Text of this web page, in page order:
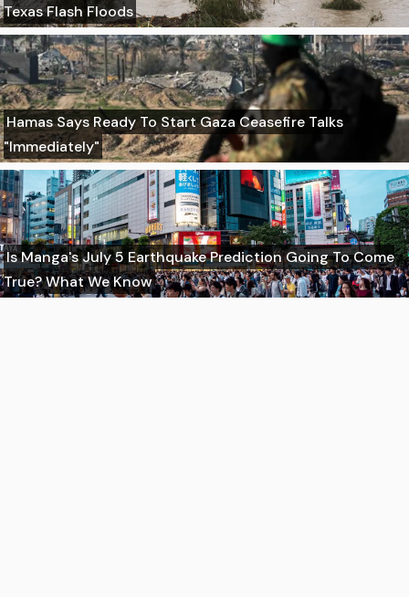
Texas Flash Floods
Hamas Says Ready To Start Gaza Ceasefire Talks
"Immediately"
Is Manga's July 5 Earthquake Prediction Going To Come
True? What We Know